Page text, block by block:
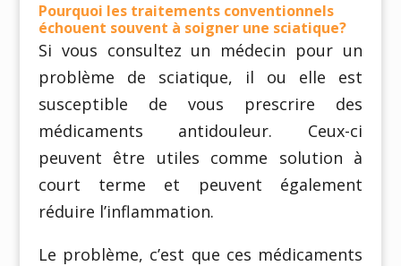
Pourquoi les traitements conventionnels
échouent souvent à soigner une sciatique?
Si vous consultez un médecin pour un
problème de sciatique, il ou elle est
susceptible de vous prescrire des
médicaments antidouleur. Ceux-ci
peuvent être utiles comme solution à
court terme et peuvent également
réduire l’inflammation.
Le problème, c’est que ces médicaments